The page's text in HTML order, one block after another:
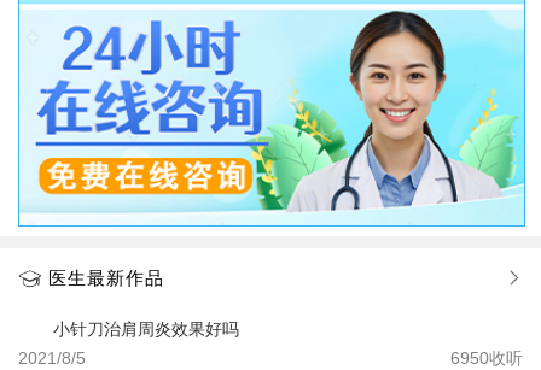
医生最新作品
小针刀治肩周炎效果好吗
2021/8/5
6950收听